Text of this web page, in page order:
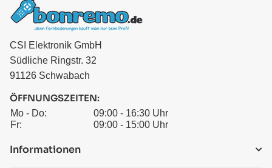
CSI Elektronik GmbH
Südliche Ringstr. 32
91126 Schwabach
ÖFFNUNGSZEITEN:
Mo - Do:
09:00 - 16:30 Uhr
Fr:
09:00 - 15:00 Uhr
Informationen